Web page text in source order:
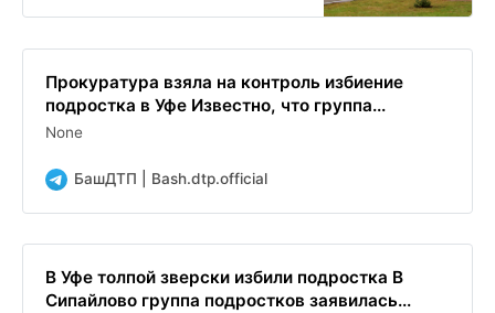
Прокуратура взяла на контроль избиение
подростка в Уфе Известно, что группа...
None
БашДТП | Bash.dtp.official
В Уфе толпой зверски избили подростка В
Сипайлово группа подростков заявилась...